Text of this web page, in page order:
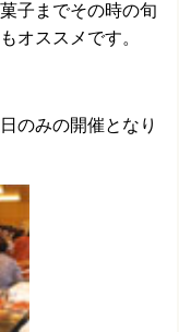
子までその時の旬
オススメです。
のみの開催となり